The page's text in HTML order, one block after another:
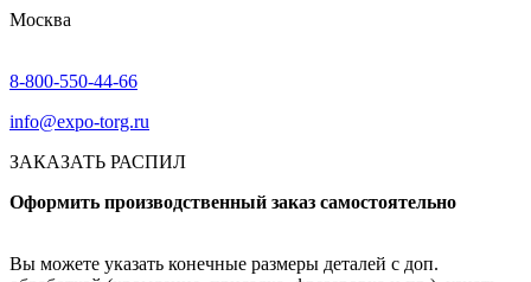
Москва
8-800-550-44-66
info@expo-torg.ru
ЗАКАЗАТЬ РАСПИЛ
Оформить производственный заказ самостоятельно
Вы можете указать конечные размеры деталей с доп.